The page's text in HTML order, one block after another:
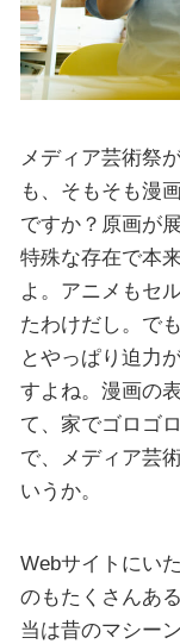
メディア芸術祭
も、そもそも漫
ですか？原画が
特殊な存在で本
よ。アニメもセ
たわけだし。で
とやっぱり迫力
すよね。漫画の
て、家でゴロゴ
で、メディア芸
いうか。
Webサイトにい
のもたくさんあ
当は昔のマシー